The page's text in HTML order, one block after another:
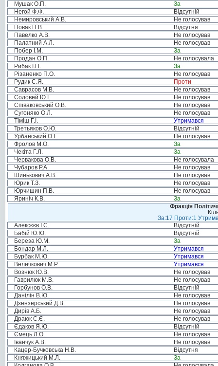
Мушак О.П.
За
Негой Ф.Ф.
Відсутній
Немировський А.В.
Не голосував
Новак Н.В.
Відсутня
Павелко А.В.
Не голосував
Палатний А.Л.
Не голосував
Побер І.М.
За
Продан О.П.
Не голосувала
Рибак І.П.
За
Різаненко П.О.
Не голосував
Рудик С.Я.
Проти
Саврасов М.В.
Не голосував
Соловей Ю.І.
Не голосував
Співаковський О.В.
Не голосував
Сугоняко О.Л.
Не голосував
Тіміш Г.І.
Утримався
Третьяков О.Ю.
Відсутній
Урбанський О.І.
Не голосував
Фролов М.О.
За
Чекіта Г.Л.
За
Червакова О.В.
Не голосувала
Чубаров Р.А.
Не голосував
Шинькович А.В.
Не голосував
Юрик Т.З.
Не голосував
Юрчишин П.В.
Не голосував
Яриніч К.В.
За
Фракція
За:17 Проти:1
Алексєєв І.С.
Відсутній
Бабій Ю.Ю.
Відсутній
Береза Ю.М.
За
Бондар М.Л.
Утримався
Бурбак М.Ю.
Утримався
Величкович М.Р.
Утримався
Вознюк Ю.В.
Не голосував
Гаврилюк М.В.
Не голосував
Горбунов О.В.
Відсутній
Данілін В.Ю.
Не голосував
Дзензерський Д.В.
Не голосував
Дирів А.Б.
Не голосував
Драюк С.Є.
Не голосував
Єдаков Я.Ю.
Відсутній
Ємець Л.О.
Не голосував
Іванчук А.В.
Не голосував
Кацер-Бучковська Н.В.
Відсутня
Княжицький М.Л.
За